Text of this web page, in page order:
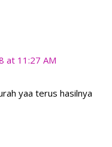
at 11:27 AM
yaa terus hasilnya